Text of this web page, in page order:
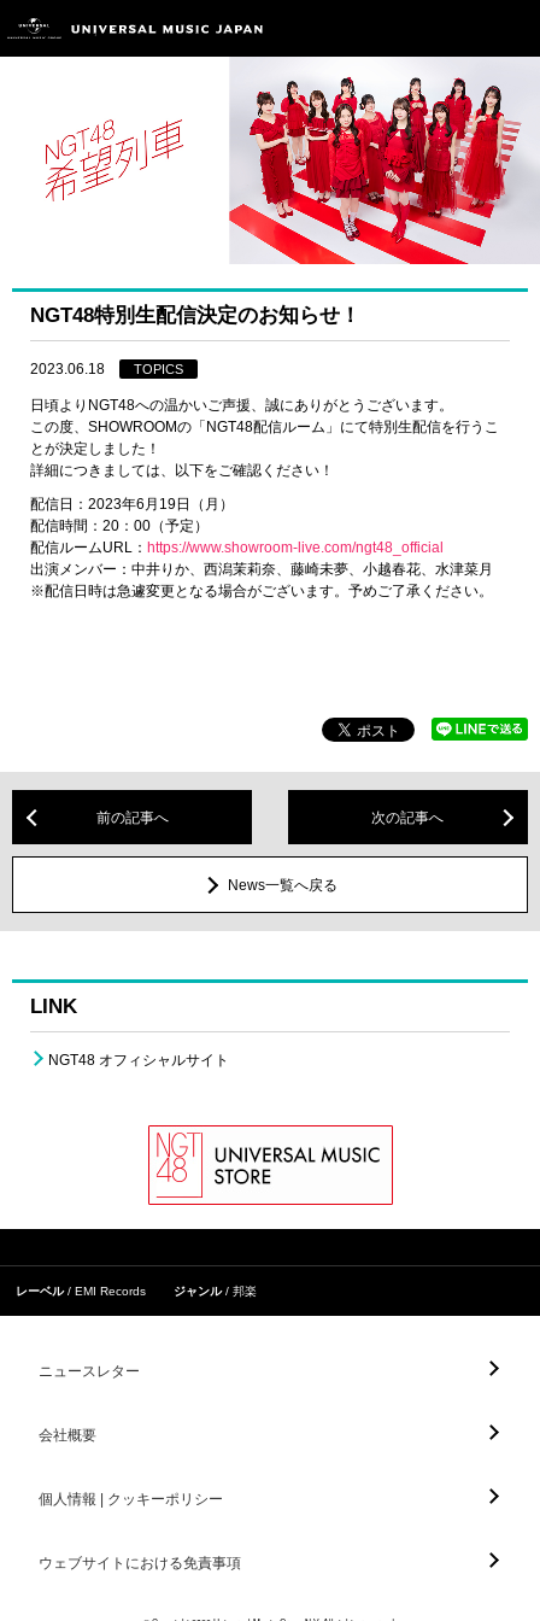
NGT48特別生配信決定のお知らせ！
2023.06.18 TOPICS
日頃よりNGT48への温かいご声援、誠にありがとうございます。
この度、SHOWROOMの「NGT48配信ルーム」にて特別生配信を行うこ
とが決定しました！
詳細につきましては、以下をご確認ください！
配信日：2023年6月19日（月）
配信時間：20：00（予定）
配信ルームURL： https://www.showroom-live.com/ngt48_official
出演メンバー：中井りか、西潟茉莉奈、藤崎未夢、小越春花、水津菜月
※配信日時は急遽変更となる場合がございます。予めご了承ください。
前の記事へ 次の記事へ
News一覧へ戻る
LINK
NGT48 オフィシャルサイト
レーベル EMI Records ジャンル 邦楽
ニュースレター
会社概要
個人情報 | クッキーポリシー
ウェブサイトにおける免責事項